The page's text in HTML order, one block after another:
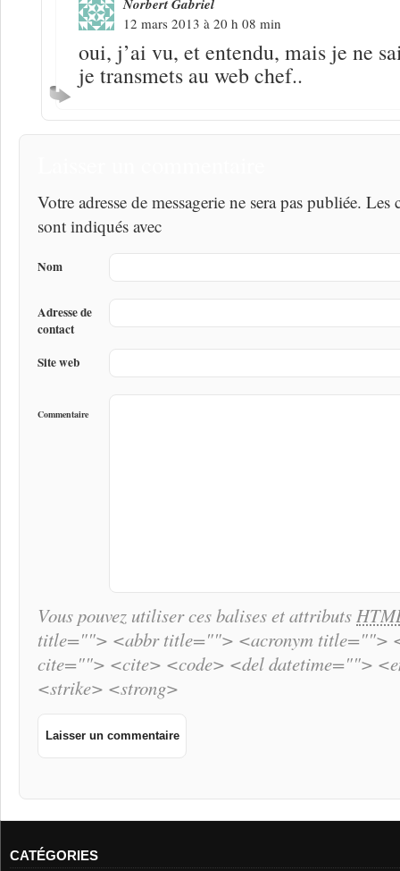
Norbert Gabriel
12 mars 2013 à 20 h 08 min
oui, j’ai vu, et entendu, mais je ne
je transmets au web chef..
Votre adresse de messagerie ne sera pas publiée.
sont indiqués avec
Nom
Adresse de
contact
Site web
Commentaire
Vous pouvez utiliser ces balises et attributs
title=""> <abbr title=""> <acronym title="">
cite=""> <cite> <code> <del datetime="">
<strike> <strong>
CATÉGORIES